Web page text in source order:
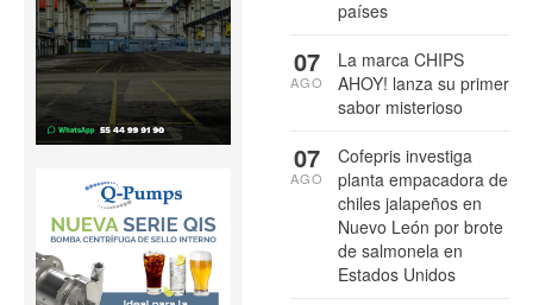
países
La marca CHIPS
AHOY! lanza su primer
sabor misterioso
07
AGO
Cofepris investiga
planta empacadora de
chiles jalapeños en
Nuevo León por brote
de salmonela en
Estados Unidos
07
AGO